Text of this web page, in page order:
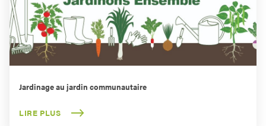
Jardinage au jardin communautaire
LIRE PLUS